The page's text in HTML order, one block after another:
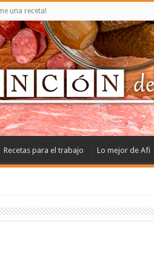
una receta!
Recetas para el trabajo Lo mejor de Afi